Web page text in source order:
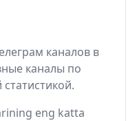
каналов в
каналы по
eng katta